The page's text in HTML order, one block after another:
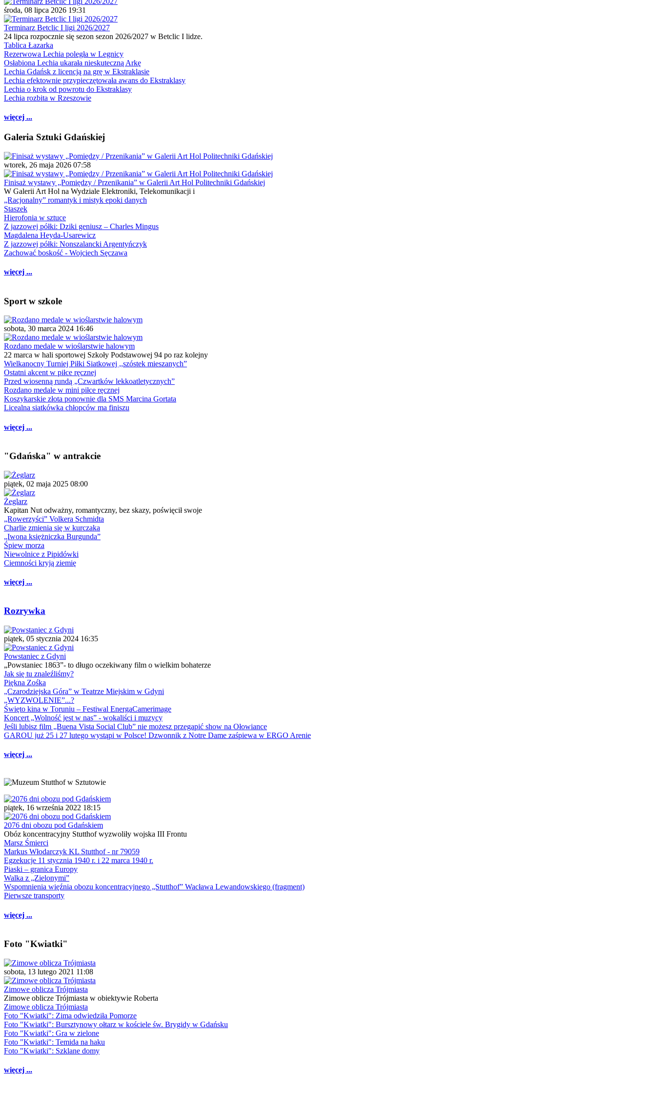
środa, 08 lipca 2026 19:31
Terminarz Betclic I ligi 2026/2027
24 lipca rozpocznie się sezon sezon 2026/2027 w Betclic I lidze.
Tablica Łazarka
Rezerwowa Lechia poległa w Legnicy
Osłabiona Lechia ukarała nieskuteczną Arkę
Lechia Gdańsk z licencją na grę w Ekstraklasie
Lechia efektownie przypieczętowała awans do Ekstraklasy
Lechia o krok od powrotu do Ekstraklasy
Lechia rozbita w Rzeszowie
więcej ...
Galeria Sztuki Gdańskiej
wtorek, 26 maja 2026 07:58
Finisaż wystawy „Pomiędzy / Przenikania” w Galerii Art Hol Politechniki Gdańskiej
W Galerii Art Hol na Wydziale Elektroniki, Telekomunikacji i
„Racjonalny” romantyk i mistyk epoki danych
Staszek
Hierofonia w sztuce
Z jazzowej półki: Dziki geniusz – Charles Mingus
Magdalena Heyda-Usarewicz
Z jazzowej półki: Nonszalancki Argentyńczyk
Zachować boskość - Wojciech Sęczawa
więcej ...
Sport w szkole
sobota, 30 marca 2024 16:46
Rozdano medale w wioślarstwie halowym
22 marca w hali sportowej Szkoły Podstawowej 94 po raz kolejny
Wielkanocny Turniej Piłki Siatkowej ,,szóstek mieszanych”
Ostatni akcent w piłce ręcznej
Przed wiosenną rundą „Czwartków lekkoatletycznych”
Rozdano medale w mini piłce ręcznej
Koszykarskie złota ponownie dla SMS Marcina Gortata
Licealna siatkówka chłopców ma finiszu
więcej ...
"Gdańska" w antrakcie
piątek, 02 maja 2025 08:00
Żeglarz
Kapitan Nut odważny, romantyczny, bez skazy, poświęcił swoje
„Rowerzyści” Volkera Schmidta
Charlie zmienia się w kurczaka
„Iwona księżniczka Burgunda”
Śpiew morza
Niewolnice z Pipidówki
Ciemności kryją ziemię
więcej ...
Rozrywka
piątek, 05 stycznia 2024 16:35
Powstaniec z Gdyni
„Powstaniec 1863”- to długo oczekiwany film o wielkim bohaterze
Jak się tu znaleźliśmy?
Piękna Zośka
„Czarodziejska Góra” w Teatrze Miejskim w Gdyni
„WYZWOLENIE”...?
Święto kina w Toruniu – Festiwal EnergaCamerimage
Koncert „Wolność jest w nas” - wokaliści i muzycy
Jeśli lubisz film „Buena Vista Social Club” nie możesz przegapić show na Ołowiance
GAROU już 25 i 27 lutego wystąpi w Polsce! Dzwonnik z Notre Dame zaśpiewa w ERGO Arenie
więcej ...
piątek, 16 września 2022 18:15
2076 dni obozu pod Gdańskiem
Obóz koncentracyjny Stutthof wyzwoliły wojska III Frontu
Marsz Śmierci
Markus Włodarczyk KL Stutthof - nr 79059
Egzekucje 11 stycznia 1940 r. i 22 marca 1940 r.
Piaski – granica Europy
Walka z „Zielonymi”
Wspomnienia więźnia obozu koncentracyjnego „Stutthof” Wacława Lewandowskiego (fragment)
Pierwsze transporty
więcej ...
Foto "Kwiatki"
sobota, 13 lutego 2021 11:08
Zimowe oblicza Trójmiasta
Zimowe oblicze Trójmiasta w obiektywie Roberta
Zimowe oblicza Trójmiasta
Foto "Kwiatki": Zima odwiedziła Pomorze
Foto "Kwiatki": Bursztynowy ołtarz w kościele św. Brygidy w Gdańsku
Foto "Kwiatki": Gra w zielone
Foto "Kwiatki": Temida na haku
Foto "Kwiatki": Szklane domy
więcej ...